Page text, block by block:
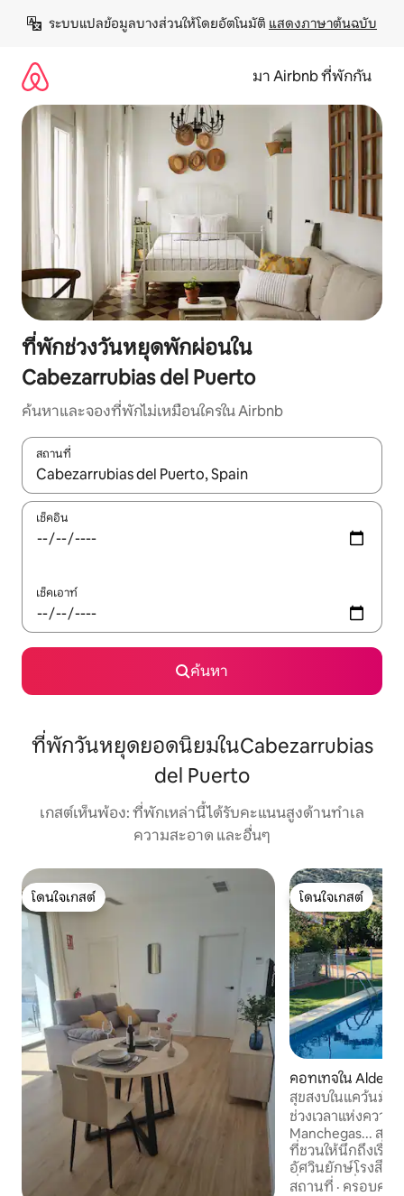
เนื้อหา
ระบบแปลข้อมูลบางส่วนให้โดยอัตโนมัติ แสดงภาษาต้นฉบับ
มา Airbnb ที่พักกัน
ที่พักช่วงวันหยุดพักผ่อนใน
Cabezarrubias del Puerto
ค้นหาและจองที่พักไม่เหมือนใครใน Airbnb
สถานที่
ใช้ลูกศรขึ้นลง หรือใช้การสัมผัสหรือปัด เพื่อสำรวจผลการค้นหา
เช็คอิน
เช็คเอาท์
ค้นหา
ที่พักวันหยุดยอดนิยมในCabezarrubias
del Puerto
เกสต์เห็นพ้อง: ที่พักเหล่านี้ได้รับคะแนนสูงด้านทำเล
ความสะอาด และอื่นๆ
โดนใจเกสต์
โดนใจเกสต์
โดนใจเกสต์
โดนใจเกสต์
คอทเทจใน Aldea
สุขสงบในแคว้นมัน
ช่วงเวลาแห่งความ
Manchegas... สภ
ที่ชวนให้นึกถึงเรื่อ
อัศวินยักษ์โรงสีแล
ที่สวยงามที่จะบอ
สถานที่ · ครอบครัว